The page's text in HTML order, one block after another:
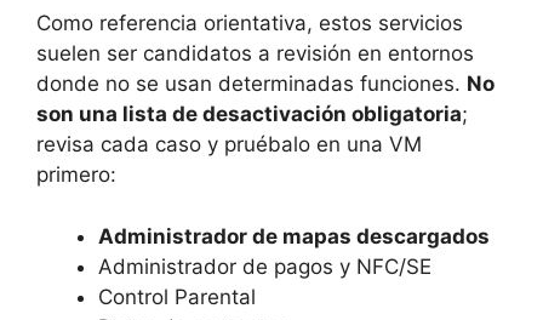
Como referencia orientativa, estos servicios
suelen ser candidatos a revisión en entornos
donde no se usan determinadas funciones. No
son una lista de desactivación obligatoria;
revisa cada caso y pruébalo en una VM
primero:
Administrador de mapas descargados
Administrador de pagos y NFC/SE
Control Parental